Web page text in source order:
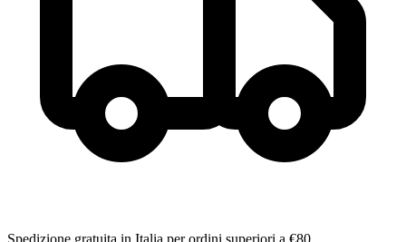
Spedizione gratuita in Italia per ordini superiori a €80